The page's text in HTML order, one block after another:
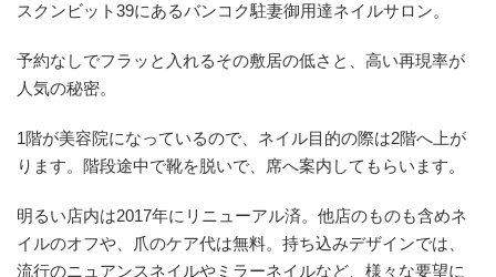
スクンビット39にあるバンコク駐妻御用達ネイルサロン。
予約なしでフラッと入れるその敷居の低さと、高い再現率が
人気の秘密。
1階が美容院になっているので、ネイル目的の際は2階へ上が
ります。階段途中で靴を脱いで、席へ案内してもらいます。
明るい店内は2017年にリニューアル済。他店のものも含めネ
イルのオフや、爪のケア代は無料。持ち込みデザインでは、
流行のニュアンスネイルやミラーネイルなど、様々な要望に